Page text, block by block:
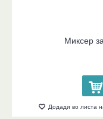
Миксер
Додади во листа